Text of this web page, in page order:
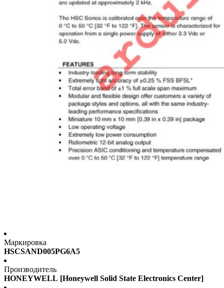
Маркировка
HSCSAND005PG6A5
Производитель
HONEYWELL [Honeywell Solid State Electronics Center]